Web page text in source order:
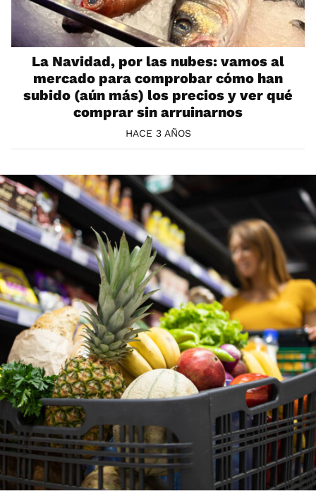
La Navidad, por las nubes: vamos al
mercado para comprobar cómo han
subido (aún más) los precios y ver qué
comprar sin arruinarnos
HACE 3 AÑOS